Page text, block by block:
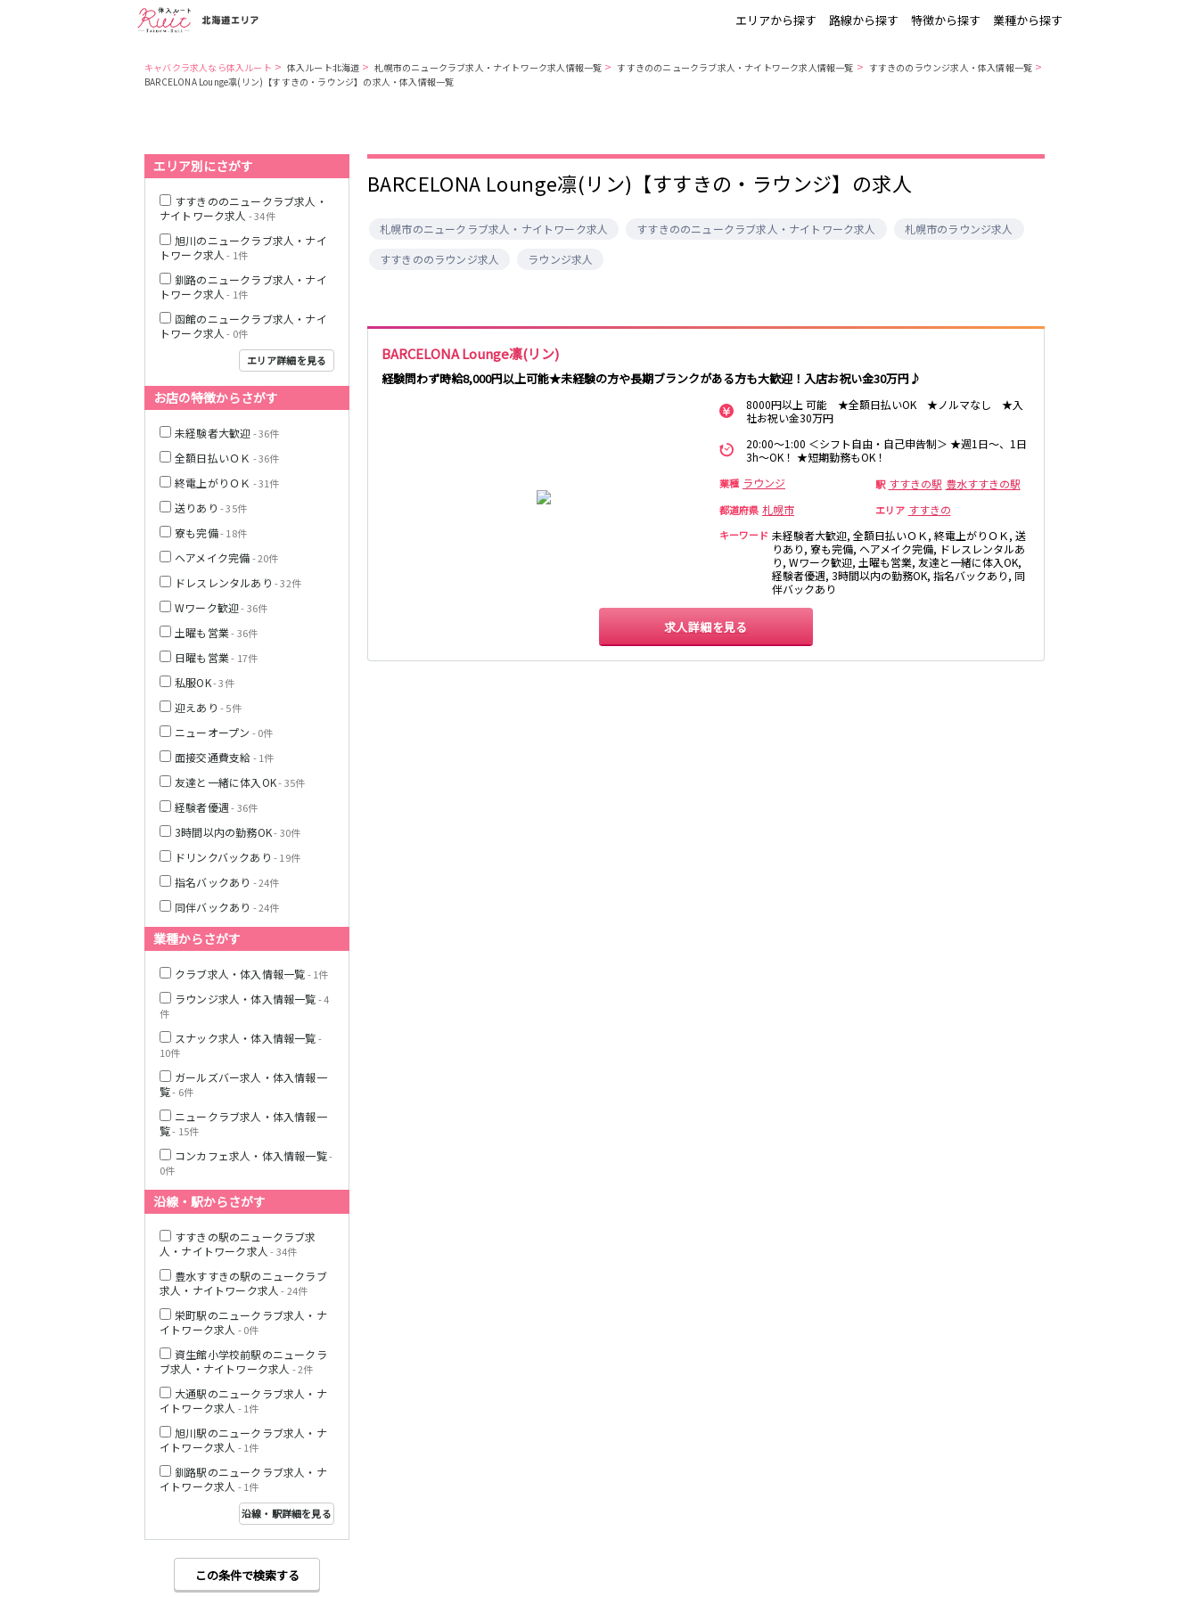
エリアから探す 路線から探す 特徴から探す 業種から探す
キャバクラ求人なら体入ルート > 体入ルート北海道 >札幌市のニュークラブ求人・ナイトワーク求人情報一覧 >すすきののニュークラブ求人・ナイトワーク求人情報一覧 > すすきののラウンジ求人・体入情報一覧 >
BARCELONA Lounge凛(リン)【すすきの・ラウンジ】の求人・体入情報一覧
BARCELONA Lounge凛(リン)【すすきの・ラウンジ】の求人
札幌市のニュークラブ求人・ナイトワーク求人 すすきののニュークラブ求人・ナイトワーク求人
札幌市のラウンジ求人
すすきののラウンジ求人
ラウンジ求人
BARCELONA Lounge凛(リン)
経験問わず時給8,000円以上可能★未経験の方や長期ブランクがある方も大歓迎！入店お祝い金30万円♪
8000円以上 可能 ★全額日払いOK ★ノルマなし ★入
社お祝い金30万円
20:00～1:00 ＜シフト自由・自己申告制＞ ★週1日～、1日
3h～OK！ ★短期勤務もOK！
業種 ラウンジ 駅 すすきの駅 豊水すすきの駅
都道府県 札幌市 エリア すすきの
キーワード 未経験者大歓迎, 全額日払いＯＫ, 終電上がりＯＫ, 送
りあり, 寮も完備, ヘアメイク完備, ドレスレンタルあ
り, Wワーク歓迎, 土曜も営業, 友達と一緒に体入OK,
経験者優遇, 3時間以内の勤務OK, 指名バックあり, 同
伴バックあり
求人詳細を見る
エリア別にさがす
すすきののニュークラブ求人・
ナイトワーク求人 - 34件
旭川のニュークラブ求人・ナイ
トワーク求人 - 1件
釧路のニュークラブ求人・ナイ
トワーク求人 - 1件
函館のニュークラブ求人・ナイ
トワーク求人 - 0件
エリア詳細を見る
お店の特徴からさがす
未経験者大歓迎- 36件
全額日払いＯＫ - 36件
終電上がりＯＫ - 31件
送りあり - 35件
寮も完備- 18件
ヘアメイク完備- 20件
ドレスレンタルあり - 32件
Wワーク歓迎- 36件
土曜も営業- 36件
日曜も営業- 17件
私服OK- 3件
迎えあり - 5件
ニューオープン - 0件
面接交通費支給- 1件
友達と一緒に体入OK- 35件
経験者優遇- 36件
3時間以内の勤務OK- 30件
ドリンクバックあり - 19件
指名バックあり - 24件
同伴バックあり - 24件
業種からさがす
クラブ求人・体入情報一覧- 1件
ラウンジ求人・体入情報一覧- 4
件
スナック求人・体入情報一覧-
10件
ガールズバー求人・体入情報一
覧- 6件
ニュークラブ求人・体入情報一
覧- 15件
コンカフェ求人・体入情報一覧-
0件
沿線・駅からさがす
すすきの駅のニュークラブ求
人・ナイトワーク求人 - 34件
豊水すすきの駅のニュークラブ
求人・ナイトワーク求人 - 24件
栄町駅のニュークラブ求人・ナ
イトワーク求人 - 0件
資生館小学校前駅のニュークラ
ブ求人・ナイトワーク求人 - 2件
大通駅のニュークラブ求人・ナ
イトワーク求人 - 1件
旭川駅のニュークラブ求人・ナ
イトワーク求人 - 1件
釧路駅のニュークラブ求人・ナ
イトワーク求人 - 1件
沿線・駅詳細を見る
この条件で検索する
函館
旭川市
釧路市
大通駅
札幌市電山鼻線 すすきの駅 資生館小学校前
駅
JR函館本線(小樽
JR根室本線(新得
釧路駅
函館市電２系統 中央病院前駅 五稜郭公園前駅